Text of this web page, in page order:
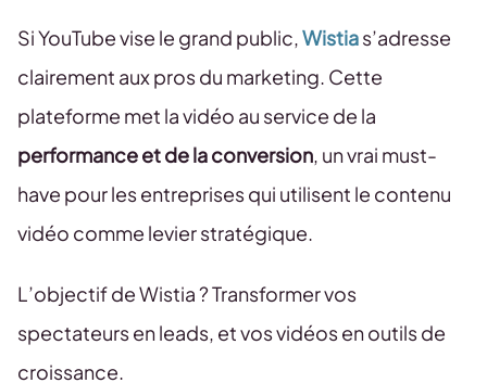
Si YouTube vise le grand public,Wistias’adresse
clairement aux pros du marketing. Cette
plateforme met la vidéo au service de la
performance et de la conversion, un vrai must-
have pour les entreprises qui utilisent le contenu
vidéo comme levier stratégique.
L’objectif de Wistia ? Transformer vos
spectateurs en leads, et vos vidéos en outils de
croissance.